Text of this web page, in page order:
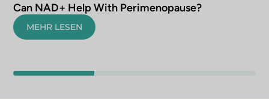
Can NAD+ Help With Perimenopause?
MEHR LESEN